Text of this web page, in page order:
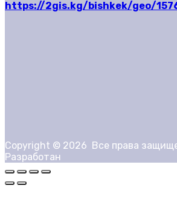
https://2gis.kg/bishkek/geo/
Copyright © 2026 Все права
Разработан